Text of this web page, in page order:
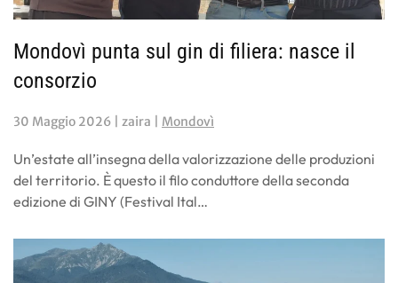
Mondovì punta sul gin di filiera: nasce il
consorzio
30 Maggio 2026 | zaira | Mondovì
Un’estate all’insegna della valorizzazione delle produzioni
del territorio. È questo il filo conduttore della seconda
edizione di GINY (Festival Ital…